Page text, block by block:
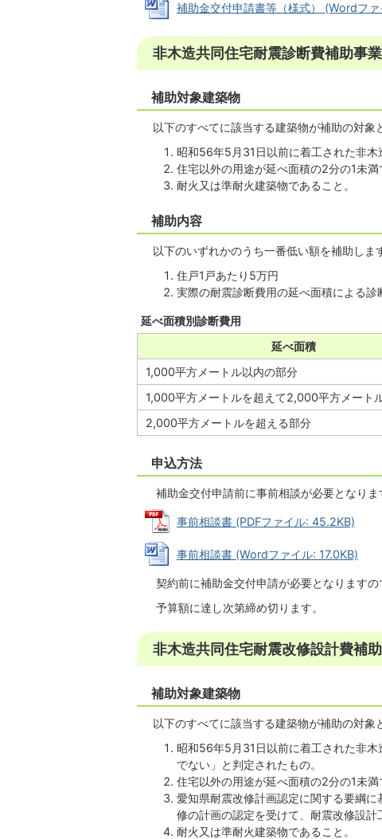
補助金交付申請書等（様式） (Wordフ
非木造共同住宅耐震診断費補助事業
補助対象建築物
以下のすべてに該当する建築物が補助の対象
昭和56年5月31日以前に着工された非木
住宅以外の用途が延べ面積の2分の1未満
耐火又は準耐火建築物であること。
補助内容
以下のいずれかのうち一番低い額を補助しま
住戸1戸あたり5万円
実際の耐震診断費用の延べ面積による
延べ面積別診断費用
延べ面積
1,000平方メートル以内の部分
1,000平方メートルを超えて2,000平方メート
2,000平方メートルを超える部分
申込方法
補助金交付申請前に事前相談が必要となりま
事前相談書 (PDFファイル: 45.2KB)
事前相談書 (Wordファイル: 17.0KB)
契約前に補助金交付申請が必要となりますの
予算額に達し次第締め切ります。
非木造共同住宅耐震改修設計費補
補助対象建築物
以下のすべてに該当する建築物が補助の対象
昭和56年5月31日以前に着工された非
でない」と判定されたもの。
住宅以外の用途が延べ面積の2分の1未満
愛知県耐震改修計画認定に関する要綱
修の計画の認定を受けて、耐震改修設計
耐火又は準耐火建築物であること。